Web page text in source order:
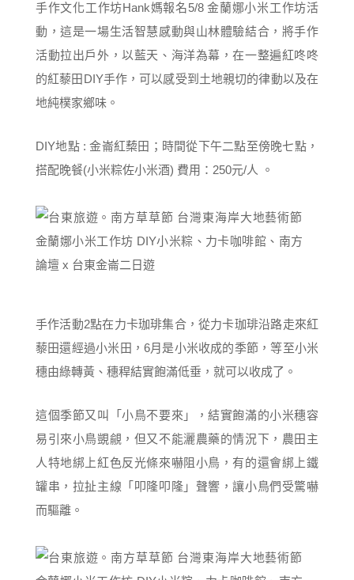
手作文化工作坊Hank媽報名5/8 金蘭娜小米工作坊活
動，這是一場生活智慧感動與山林體驗結合，將手作
活動拉出戶外，以藍天、海洋為幕，在一整遍紅咚咚
的紅藜田DIY手作，可以感受到土地親切的律動以及在
地純樸家鄉味。
DIY地點 : 金崙紅蔾田；時間從下午二點至傍晚七點，
搭配晚餐(小米粽佐小米酒) 費用：250元/人 。
手作活動2點在力卡珈琲集合，從力卡珈琲沿路走來紅
藜田還經過小米田，6月是小米收成的季節，等至小米
穗由綠轉黃、穗稈結實飽滿低垂，就可以收成了。
這個季節又叫「小鳥不要來」，結實飽滿的小米穗容
易引來小鳥覬覦，但又不能灑農藥的情況下，農田主
人特地綁上紅色反光條來嚇阻小鳥，有的還會綁上鐵
罐串，拉扯主線「叩隆叩隆」聲響，讓小鳥們受驚嚇
而驅離。